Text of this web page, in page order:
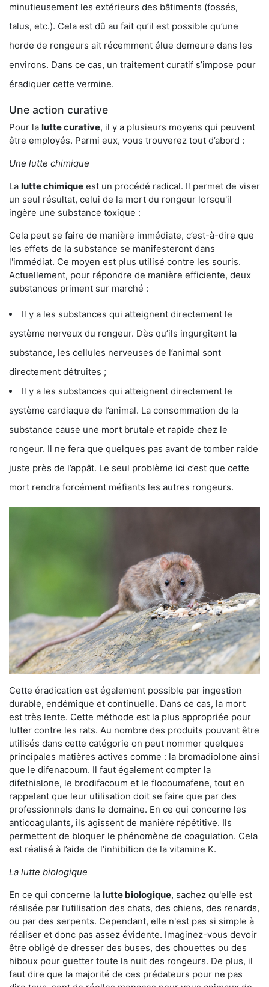
minutieusement les extérieurs des bâtiments (fossés,
talus, etc.). Cela est dû au fait qu’il est possible qu’une
horde de rongeurs ait récemment élue demeure dans les
environs. Dans ce cas, un traitement curatif s’impose pour
éradiquer cette vermine.
Une action curative
Pour la lutte curative, il y a plusieurs moyens qui peuvent
être employés. Parmi eux, vous trouverez tout d’abord :
Une lutte chimique
La lutte chimique est un procédé radical. Il permet de viser
un seul résultat, celui de la mort du rongeur lorsqu'il
ingère une substance toxique :
Cela peut se faire de manière immédiate, c’est-à-dire que
les effets de la substance se manifesteront dans
l'immédiat. Ce moyen est plus utilisé contre les souris.
Actuellement, pour répondre de manière efficiente, deux
substances priment sur marché :
Il y a les substances qui atteignent directement le
système nerveux du rongeur. Dès qu’ils ingurgitent la
substance, les cellules nerveuses de l’animal sont
directement détruites ;
Il y a les substances qui atteignent directement le
système cardiaque de l’animal. La consommation de la
substance cause une mort brutale et rapide chez le
rongeur. Il ne fera que quelques pas avant de tomber raide
juste près de l’appât. Le seul problème ici c’est que cette
mort rendra forcément méfiants les autres rongeurs.
Cette éradication est également possible par ingestion
durable, endémique et continuelle. Dans ce cas, la mort
est très lente. Cette méthode est la plus appropriée pour
lutter contre les rats. Au nombre des produits pouvant être
utilisés dans cette catégorie on peut nommer quelques
principales matières actives comme : la bromadiolone ainsi
que le difenacoum. Il faut également compter la
difethialone, le brodifacoum et le flocoumafene, tout en
rappelant que leur utilisation doit se faire que par des
professionnels dans le domaine. En ce qui concerne les
anticoagulants, ils agissent de manière répétitive. Ils
permettent de bloquer le phénomène de coagulation. Cela
est réalisé à l’aide de l’inhibition de la vitamine K.
La lutte biologique
En ce qui concerne la lutte biologique, sachez qu'elle est
réalisée par l’utilisation des chats, des chiens, des renards,
ou par des serpents. Cependant, elle n'est pas si simple à
réaliser et donc pas assez évidente. Imaginez-vous devoir
être obligé de dresser des buses, des chouettes ou des
hiboux pour guetter toute la nuit des rongeurs. De plus, il
faut dire que la majorité de ces prédateurs pour ne pas